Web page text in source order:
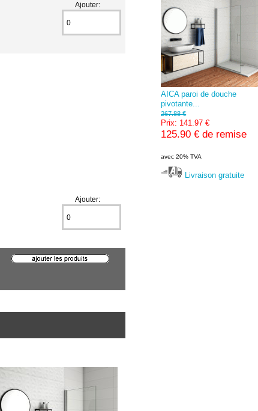
Ajouter:
Ajouter:
AICA paroi de douche
pivotante...
267.88 €
Prix: 141.97 €
125.90 € de remise
avec 20% TVA
Livraison gratuite